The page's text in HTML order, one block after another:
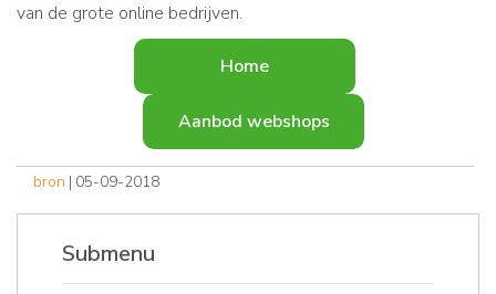
van de grote online bedrijven.
Home
Aanbod webshops
bron | 05-09-2018
Submenu